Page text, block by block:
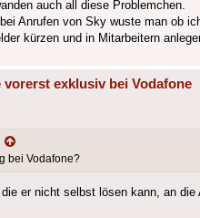
auch all diese Problemchen.
Anrufen von Sky wuste man ob
kürzen und in Mitarbeitern
vorerst exklusiv bei Vodafone
bei Vodafone?
er nicht selbst lösen kann, an